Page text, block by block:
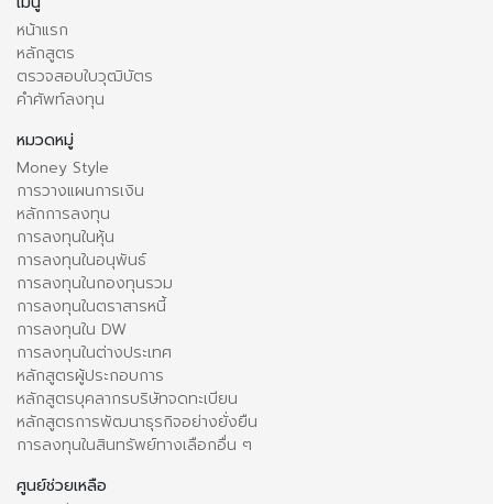
หน้าแรก
หลักสูตร
ตรวจสอบใบวุฒิบัตร
คำศัพท์ลงทุน
หมวดหมู่
Money Style
การวางแผนการเงิน
หลักการลงทุน
การลงทุนในหุ้น
การลงทุนในอนุพันธ์
การลงทุนในกองทุนรวม
การลงทุนในตราสารหนี้
การลงทุนใน DW
การลงทุนในต่างประเทศ
หลักสูตรผู้ประกอบการ
หลักสูตรบุคลากรบริษัทจดทะเบียน
หลักสูตรการพัฒนาธุรกิจอย่างยั่งยืน
การลงทุนในสินทรัพย์ทางเลือกอื่น ๆ
ศูนย์ช่วยเหลือ